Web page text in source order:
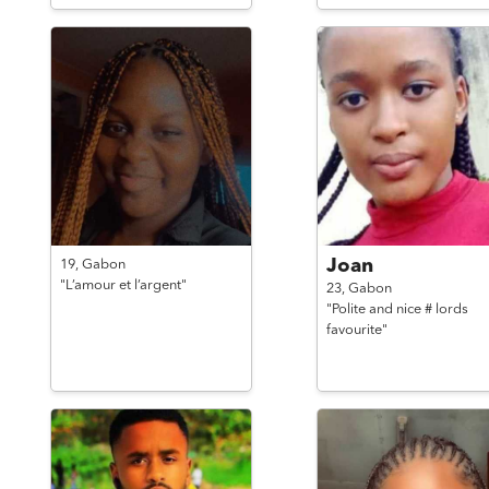
19, Gabon
"L’amour et l’argent"
Joan
23, Gabon
"Polite and nice # lords
favourite"